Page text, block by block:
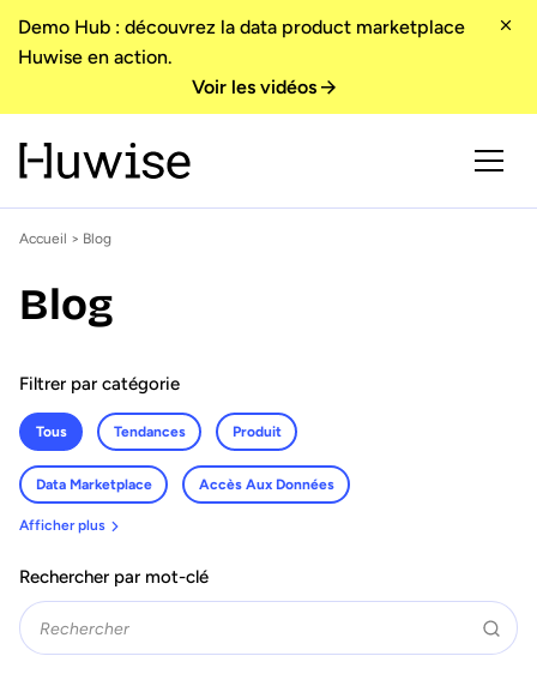
Demo Hub : découvrez la data product marketplace
Huwise en action.
Voir les vidéos
Accueil > Blog
Blog
Filtrer par catégorie
Tous Tendances Produit
Data Marketplace Accès Aux Données
Afficher plus
Rechercher par mot-clé